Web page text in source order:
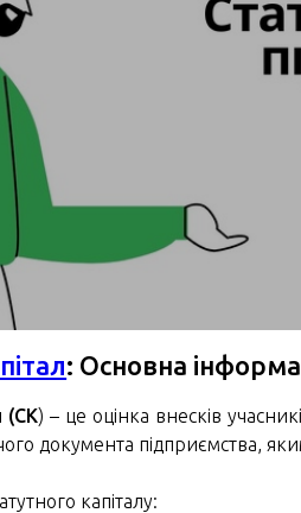
: Основна
(СК) – це оцінка внесків
документа підприємства,
капіталу: